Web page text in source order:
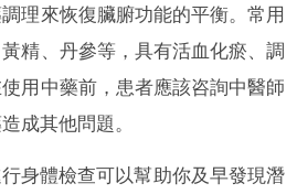
理來恢復臟腑功能的平衡。常用
精、丹參等，具有活血化瘀、調
用中藥前，患者應該咨詢中醫師
成其他問題。
身體檢查可以幫助你及早發現潛